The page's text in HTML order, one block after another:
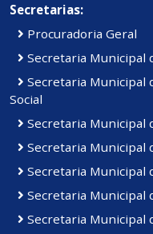
Secretarias:
Procuradoria Geral
Secretaria Municipal
Secretaria Municipal
Social
Secretaria Municipal
Secretaria Municipal
Secretaria Municipal
Secretaria Municipal
Secretaria Municipal